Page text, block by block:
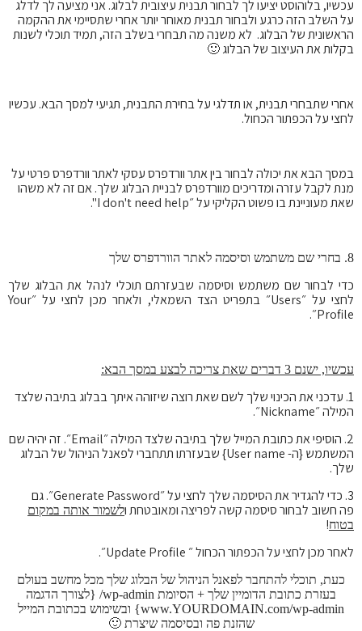
עכשיו, בלוהוסט יציעו לך לבחור תבנית עיצובית לבלוג. אני מציעה לך לדלג
על השלב הזה כרגע ולבחור תבנית מאוחר יותר אחרי שתסיימי את ההקמה
הראשונית של הבלוג. לא משנה מה תבחרי בשלב הזה, תמיד תוכלי לשנות
בקלות את העיצוב של הבלוג 🙂
אחרי שתבחרי תבנית, או תדלגי על בחירת התבנית, תגיעי למסך הבא. עכשיו
לחצי על הכפתור הכחול.
במסך הבא את יכולה לבחור בין אתר וורדפרס עסקי לאתר וורדפרס פרטי על
מנת לקבל עזרה ומדריכים מוורדפרס לבניית הבלוג שלך. אם זה לא משהו
שאת מעוניינת בו פשוט הקליקי על ״I don't need help".
8. בחרי שם משתמש וסיסמה לאתר הוורדפרס שלך
כדי לבחור שם משתמש וסיסמה שבעזרתם תוכלי לנהל את הבלוג שלך
לחצי על ״Users״ בתפריט הצד השמאלי, ולאחר מכן לחצי על ״Your
Profile״.
עכשיו, ישנם 3 דברים שאת צריכה לבצע במסך הבא:
1. עדכני את הכינוי שלך לשם שאת רוצה שיזוהה איתך בבלוג בתיבה שלצד
המילה ״Nickname״.
2. הוסיפי את כתובת המייל שלך בתיבה שלצד המילה ״Email״. זה יהיה שם
המשתמש {ה- User name} שבעזרתו תתחברי לפאנל הניהול של הבלוג
שלך.
3. כדי להגדיר את הסיסמה שלך לחצי על ״Generate Password״. גם
פה חשוב לבחור סיסמה קשה לפריצה ומאובטחת ולשמור אותה במקום
בטוח!
לאחר מכן לחצי על הכפתור הכחול ״ Update Profile״.
כעת, תוכלי להתחבר לפאנל הניהול של הבלוג שלך מכל מחשב בעולם
בעזרת כתובת הדומיין שלך + הסיומת wp-admin/ {לצורך הדגמה
www.YOURDOMAIN.com/wp-admin} ובשימוש בכתובת המייל
שהזנת פה ובסיסמה שיצרת 🙂